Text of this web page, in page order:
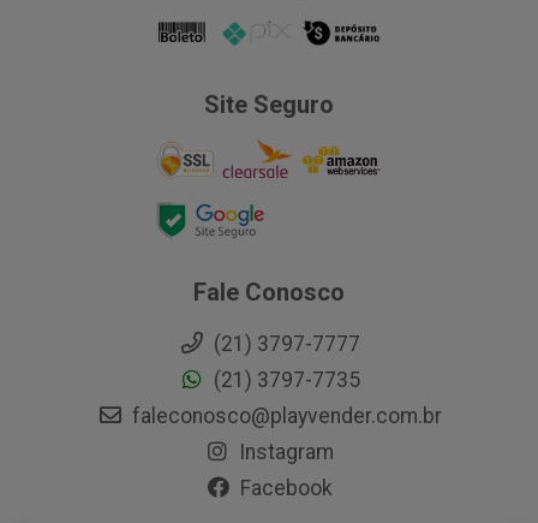
Site Seguro
Fale Conosco
(21) 3797-7777
(21) 3797-7735
faleconosco@playvender.com.br
Instagram
Facebook